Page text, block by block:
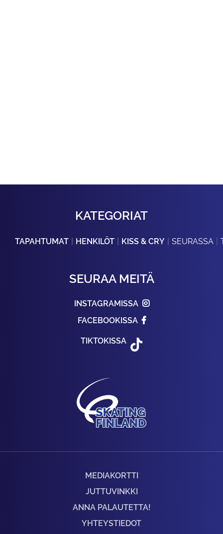
KATEGORIAT
TAPAHTUMAT HENKILÖT KISS & CRY SEURASSA
SEURAA MEITÄ
INSTAGRAMISSA
FACEBOOKISSA
TIKTOKISSA
MEDIAKORTTI
JUTTUVINKKI
ANNA PALAUTETTA!
YHTEYSTIEDOT